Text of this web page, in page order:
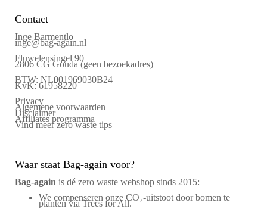
Contact
Inge Barmentlo
inge@bag-again.nl
Fluwelensingel 90
2806 CG Gouda (geen bezoekadres)
BTW: NL001969030B24
KvK: 61958220
Privacy
Algemene voorwaarden
Disclaimer
Affiliates programma
Vind meer zero waste tips
Waar staat Bag-again voor?
Bag‑again is dé zero waste webshop sinds 2015:
We compenseren onze CO₂-uitstoot door bomen te
planten via Trees for All.